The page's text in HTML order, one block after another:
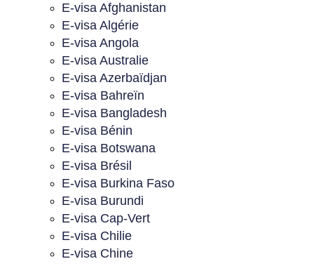
E-visa Afghanistan
E-visa Algérie
E-visa Angola
E-visa Australie
E-visa Azerbaïdjan
E-visa Bahreïn
E-visa Bangladesh
E-visa Bénin
E-visa Botswana
E-visa Brésil
E-visa Burkina Faso
E-visa Burundi
E-visa Cap-Vert
E-visa Chilie
E-visa Chine